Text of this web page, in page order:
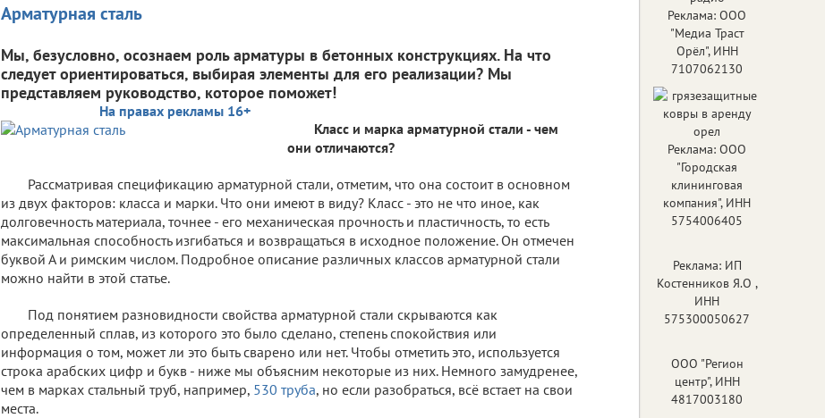
Арматурная сталь
Мы, безусловно, осознаем роль арматуры в бетонных конструкциях. На что
следует ориентироваться, выбирая элементы для его реализации? Мы
представляем руководство, которое поможет!
На правах рекламы 16+
Класс и марка арматурной стали - чем
они отличаются?
Рассматривая спецификацию арматурной стали, отметим, что она состоит в основном
из двух факторов: класса и марки. Что они имеют в виду? Класс - это не что иное, как
долговечность материала, точнее - его механическая прочность и пластичность, то есть
максимальная способность изгибаться и возвращаться в исходное положение. Он отмечен
буквой А и римским числом. Подробное описание различных классов арматурной стали
можно найти в этой статье.
Под понятием разновидности свойства арматурной стали скрываются как
определенный сплав, из которого это было сделано, степень спокойствия или
информация о том, может ли это быть сварено или нет. Чтобы отметить это, используется
строка арабских цифр и букв - ниже мы объясним некоторые из них. Немного замудренее,
чем в марках стальный труб, например, 530 труба, но если разобраться, всё встает на свои
места.
Реклама: ООО
"Медиа Траст
Орёл", ИНН
7107062130
Реклама: ООО
"Городская
клининговая
компания", ИНН
5754006405
Реклама: ИП
Костенников Я.О ,
ИНН
575300050627
ООО "Регион
центр", ИНН
4817003180